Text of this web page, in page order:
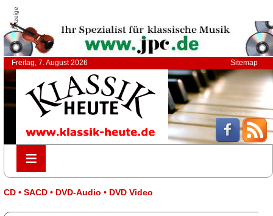
Anzeige
Freitag, 7. August 2026 Sitemap
≡
≡
CD • SACD • DVD-Audio • DVD Video